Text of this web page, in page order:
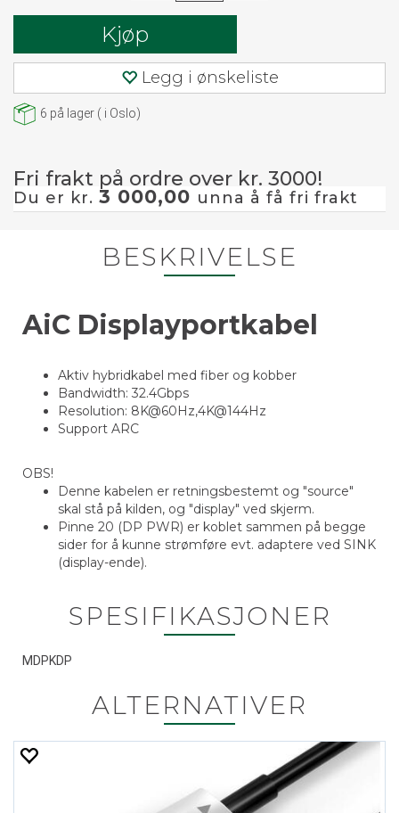
Kjøp
Legg i ønskeliste
6 på lager ( i Oslo)
Fri frakt på ordre over kr. 3000!
Du er kr. 3 000,00 unna å få fri frakt
BESKRIVELSE
AiC Displayportkabel
Aktiv hybridkabel med fiber og kobber
Bandwidth: 32.4Gbps
Resolution: 8K@60Hz,4K@144Hz
Support ARC
OBS!
Denne kabelen er retningsbestemt og "source"
skal stå på kilden, og "display" ved skjerm.
Pinne 20 (DP PWR) er koblet sammen på begge
sider for å kunne strømføre evt. adaptere ved SINK
(display-ende).
SPESIFIKASJONER
MDPKDP
ALTERNATIVER